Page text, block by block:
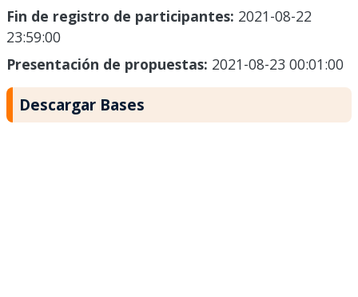
Fin de registro de participantes: 2021-08-22
23:59:00
Presentación de propuestas: 2021-08-23 00:01:00
Descargar Bases